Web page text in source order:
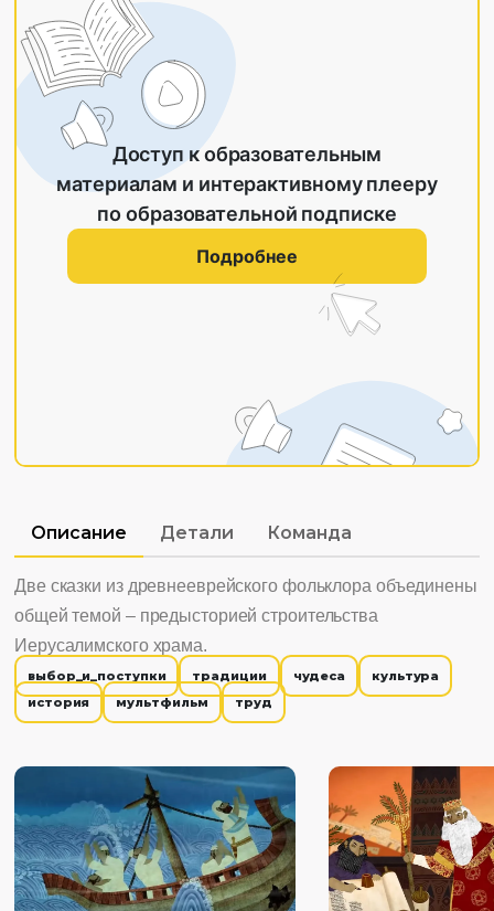
Доступ к образовательным
материалам и интерактивному плееру
по образовательной подписке
Подробнее
Описание Детали Команда
Две сказки из древнееврейского фольклора объединены
общей темой – предысторией строительства
Иерусалимского храма.
выбор_и_поступки традиции чудеса
культура
история
мультфильм труд